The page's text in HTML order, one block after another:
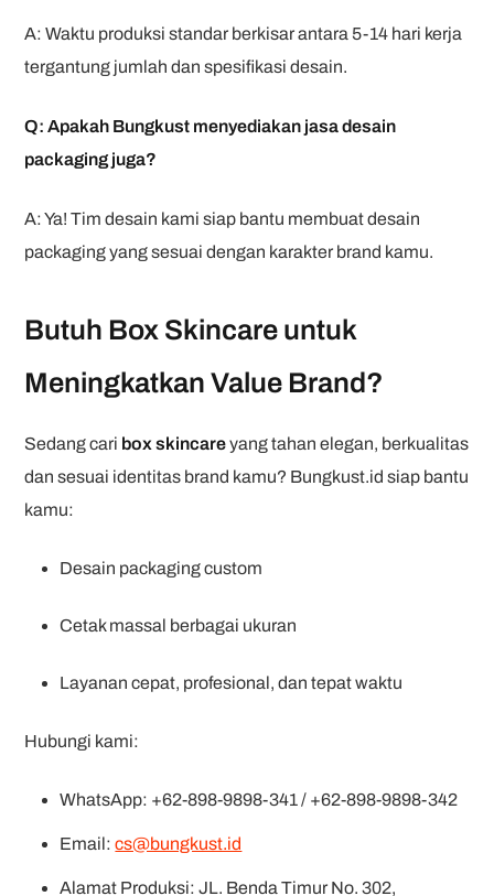
A: Waktu produksi standar berkisar antara 5-14 hari kerja
tergantung jumlah dan spesifikasi desain.
Q: Apakah Bungkust menyediakan jasa desain
packaging juga?
A: Ya! Tim desain kami siap bantu membuat desain
packaging yang sesuai dengan karakter brand kamu.
Butuh Box Skincare untuk
Meningkatkan Value Brand?
Sedang cari box skincareyang tahan elegan, berkualitas
dan sesuai identitas brand kamu? Bungkust.id siap bantu
kamu:
Desain packaging custom
Cetak massal berbagai ukuran
Layanan cepat, profesional, dan tepat waktu
Hubungi kami:
WhatsApp: +62-898-9898-341 / +62-898-9898-342
Email:cs@bungkust.id
Alamat Produksi: JL. Benda Timur No. 302,